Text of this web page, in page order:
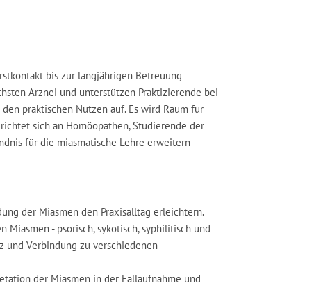
bis zur langjährigen Betreuung
Arznei und unterstützen Praktizierende bei
praktischen Nutzen auf. Es wird Raum für
sich an Homöopathen, Studierende der
für die miasmatische Lehre erweitern
der Miasmen den Praxisalltag erleichtern.
- psorisch, sykotisch, syphilitisch und
und Verbindung zu verschiedenen
der Miasmen in der Fallaufnahme und